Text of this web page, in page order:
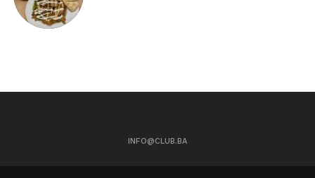
INFO@CLUB.BA